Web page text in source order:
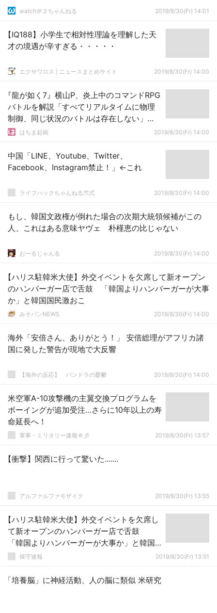
watch＠２ちゃんねる 2019/8/30(Fr) 14:01
【IQ188】小学生で相対性理論を理解した天
才の境遇が辛すぎる・・・・・
エクサワロス | ニュースまとめサイト 2019/8/30(Fr) 14:00
『龍が如く7』横山P、炎上中のコマンドRPG
バトルを解説「すべてリアルタイムに物理
制御、同じ状況のバトルは存在しない」
「アクション的な操作もある」
はちま起稿 2019/8/30(Fr) 14:00
中国「LINE、Youtube、Twitter、
Facebook、Instagram禁止！」←これ
ライフハックちゃんねる弐式 2019/8/30(Fr) 14:00
もし、韓国文政権が倒れた場合の次期大統領候補がこの
人、これはある意味ヤヴェ 朴槿恵の比じゃない
おーるじゃんる 2019/8/30(Fr) 14:00
【ハリス駐韓米大使】外交イベントを欠席して新オープン
のハンバーガー店で舌鼓 「韓国よりハンバーガーが大事
か」と韓国国民激おこ
みそパンNEWS 2019/8/30(Fr) 14:00
海外「安倍さん、ありがとう！」 安倍総理がアフリカ諸
国に発した警告が現地で大反響
【海外の反応】 パンドラの憂鬱 2019/8/30(Fr) 14:00
米空軍A-10攻撃機の主翼交換プログラムを
ボーイングが追加受注…さらに10年以上の寿
命延長へ！
軍事・ミリタリー速報☆彡 2019/8/30(Fr) 13:57
【衝撃】関西に行って驚いた.......
アルファルファモザイク 2019/8/30(Fr) 13:55
【ハリス駐韓米大使】外交イベントを欠席し
て新オープンのハンバーガー店で舌鼓
「韓国よりハンバーガーが大事か」と韓国
国民激怒！！
保守速報 2019/8/30(Fr) 13:51
「培養脳」に神経活動、人の脳に類似 米研究